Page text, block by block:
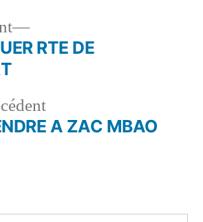
Article
précédent :
A ZAC MBAO
Article
suivant :
RTE DE